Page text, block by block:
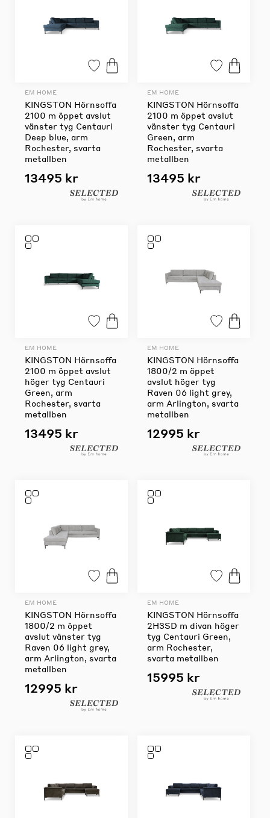
EM HOME
KINGSTON Hörnsoffa
2100 m öppet avslut
vänster tyg Centauri
Deep blue, arm
Rochester, svarta
metallben
13495 kr
EM HOME
KINGSTON Hörnsoffa
2100 m öppet avslut
vänster tyg Centauri
Green, arm
Rochester, svarta
metallben
13495 kr
EM HOME
KINGSTON Hörnsoffa
2100 m öppet avslut
höger tyg Centauri
Green, arm
Rochester, svarta
metallben
13495 kr
EM HOME
KINGSTON Hörnsoffa
1800/2 m öppet
avslut höger tyg
Raven 06 light grey,
arm Arlington, svarta
metallben
12995 kr
EM HOME
KINGSTON Hörnsoffa
1800/2 m öppet
avslut vänster tyg
Raven 06 light grey,
arm Arlington, svarta
metallben
12995 kr
EM HOME
KINGSTON Hörnsoffa
2H3SD m divan höger
tyg Centauri Green,
arm Rochester,
svarta metallben
15995 kr